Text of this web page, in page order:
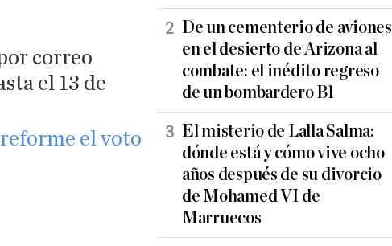
correo
el 13 de
el voto
De un cementerio de aviones
en el desierto de Arizona al
combate: el inédito regreso
de un bombardero B1
El misterio de Lalla Salma:
dónde está y cómo vive ocho
años después de su divorcio
de Mohamed VI de
Marruecos